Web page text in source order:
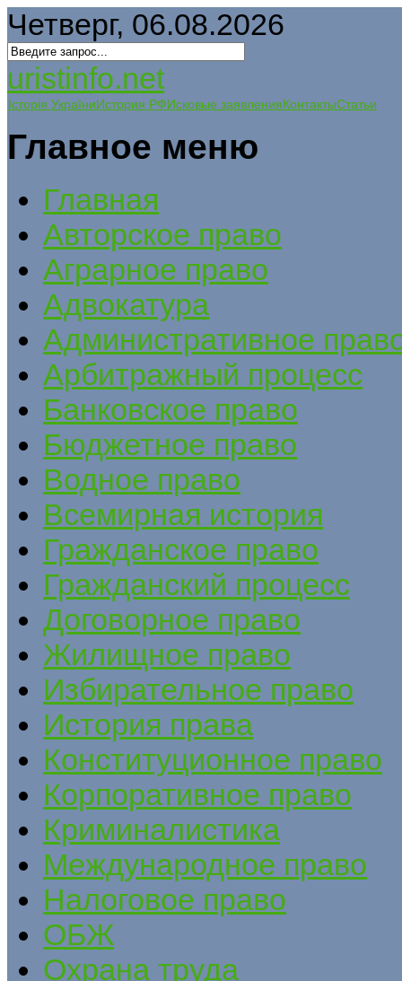
Четверг, 06.08.2026
uristinfo.net
Історія УкраїниИстория РФИсковые заявленияКонтактыСтатьи
Главное меню
Главная
Авторское право
Аграрное право
Адвокатура
Административное
Арбитражный процесс
Банковское право
Бюджетное право
Водное право
Всемирная история
Гражданское право
Гражданский процесс
Договорное право
Жилищное право
Избирательное право
История права
Конституционное право
Корпоративное право
Криминалистика
Международное право
Налоговое право
ОБЖ
Охрана труда